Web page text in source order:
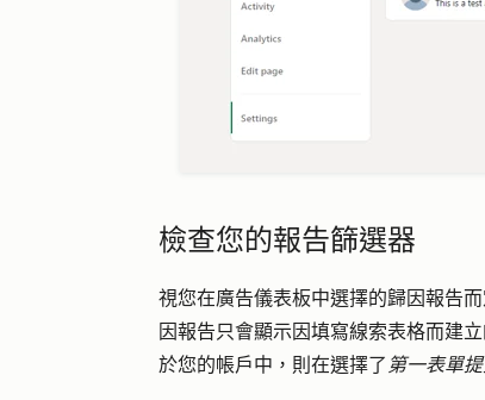
檢查您的報告篩選器
視您在廣告儀表板中選擇的歸因報告
因報告只會顯示因填寫線索表格而建
於您的帳戶中，則在選擇了 第一表單